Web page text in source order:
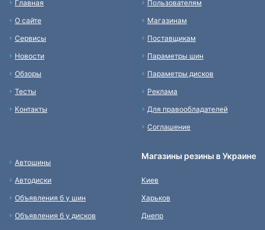
Главная
О сайте
Сервисы
Новости
Обзоры
Тесты
Контакты
Пользователям
Магазинам
Поставщикам
Параметры шин
Параметры дисков
Реклама
Для правообладателей
Соглашение
Автошины
Автодиски
Объявления б у шин
Объявления б у дисков
Магазины резины в Украине
Киев
Харьков
Днепр